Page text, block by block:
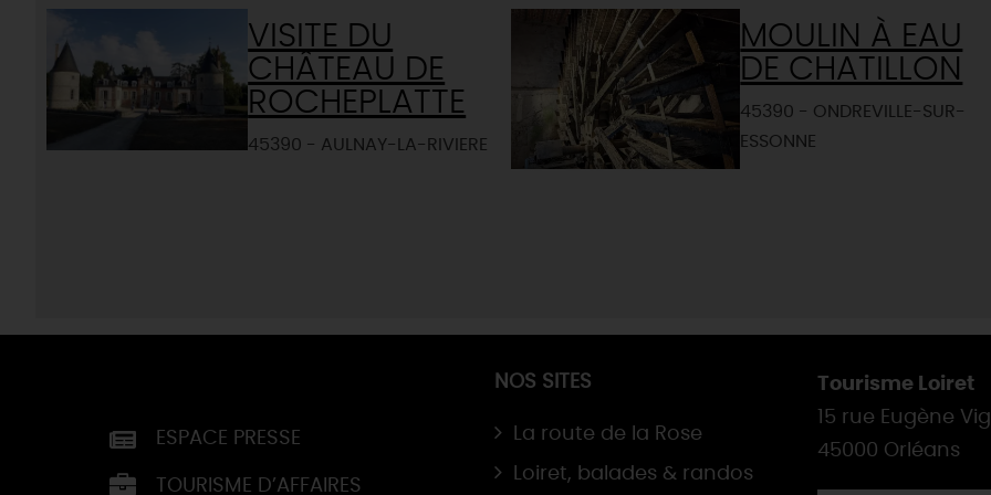
VISITE DU
CHÂTEAU DE
ROCHEPLATTE
45390 - AULNAY-LA-RIVIERE
MOULIN À EAU
DE CHATILLON
45390 - ONDREVILLE-SUR-
ESSONNE
ESPACE PRESSE
TOURISME D’AFFAIRES
NOS SITES
La route de la Rose
Loiret, balades & randos
Tourisme Loiret
15 rue Eugène
45000 Orléans